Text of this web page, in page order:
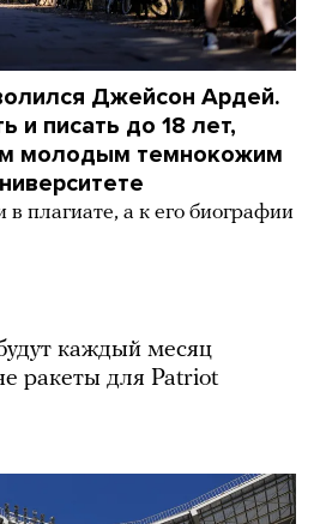
Джейсон Ардей.
и писать до 18 лет,
молодым темнокожим
в плагиате, а к его биографии
каждый месяц
ракеты для Patriot